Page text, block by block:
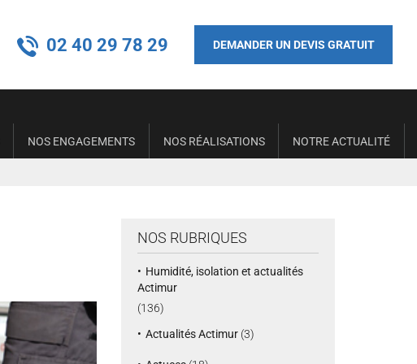
02 40 29 78 29 DEMANDER UN DEVIS GRATUIT
NOS ENGAGEMENTS NOS RÉALISATIONS NOTRE ACTUALITÉ
NOS RUBRIQUES
Humidité, isolation et actualités
Actimur
(136)
Actualités Actimur(3)